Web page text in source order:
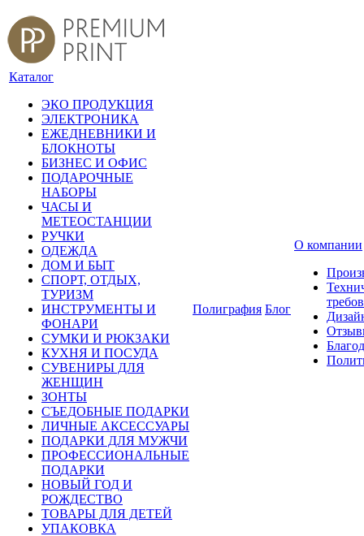
Каталог
ЭКО ПРОДУКЦИЯ
ЭЛЕКТРОНИКА
ЕЖЕДНЕВНИКИ И
БЛОКНОТЫ
БИЗНЕС И ОФИС
ПОДАРОЧНЫЕ
НАБОРЫ
ЧАСЫ И
МЕТЕОСТАНЦИИ
РУЧКИ
ОДЕЖДА
ДОМ И БЫТ
СПОРТ, ОТДЫХ,
ТУРИЗМ
ИНСТРУМЕНТЫ И
ФОНАРИ
СУМКИ И РЮКЗАКИ
КУХНЯ И ПОСУДА
СУВЕНИРЫ ДЛЯ
ЖЕНЩИН
ЗОНТЫ
СЪЕДОБНЫЕ ПОДАРКИ
ЛИЧНЫЕ АКСЕССУАРЫ
ПОДАРКИ ДЛЯ МУЖЧИ
ПРОФЕССИОНАЛЬНЫЕ
ПОДАРКИ
НОВЫЙ ГОД И
РОЖДЕСТВО
ТОВАРЫ ДЛЯ ДЕТЕЙ
УПАКОВКА
Полиграфия Блог
О компании